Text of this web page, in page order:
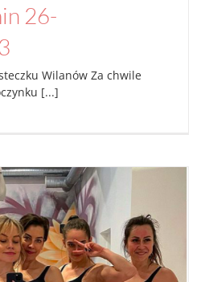
26-
Wilanów Za chwile
[...]